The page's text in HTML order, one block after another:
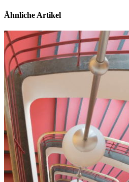
Ähnliche Artikel